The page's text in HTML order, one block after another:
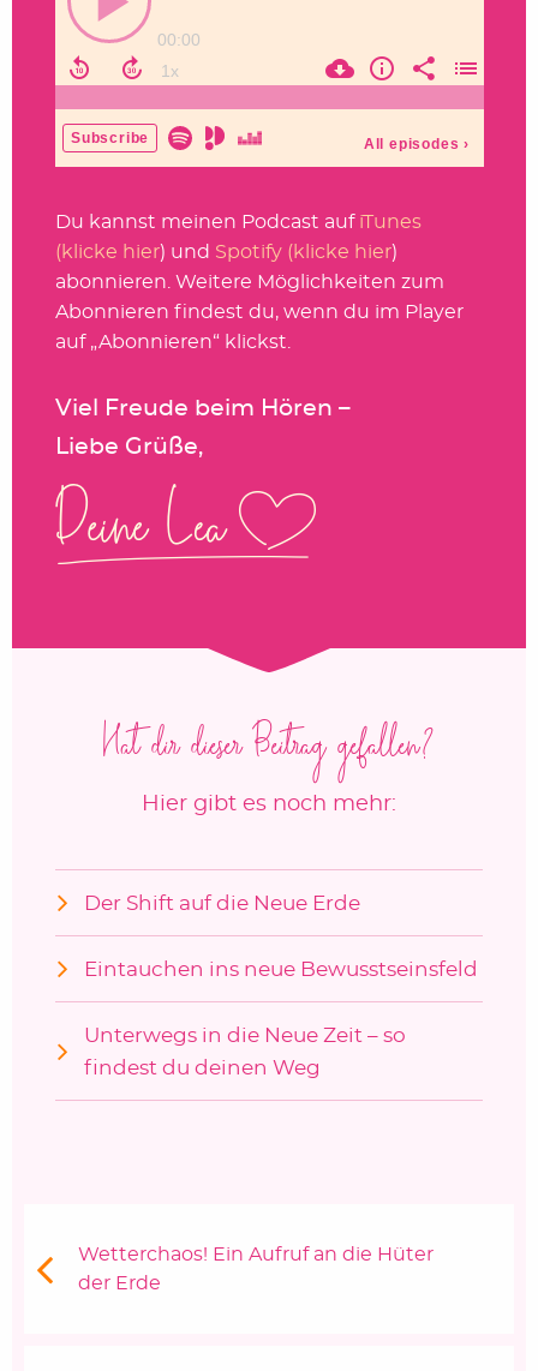
Du kannst meinen Podcast auf iTunes
(klicke hier) und Spotify (klicke hier)
abonnieren. Weitere Möglichkeiten zum
Abonnieren findest du, wenn du im Player
auf „Abonnieren“ klickst.
Viel Freude beim Hören –
Liebe Grüße,
Hat dir dieser Beitrag gefallen?
Hier gibt es noch mehr:
Der Shift auf die Neue Erde
Eintauchen ins neue Bewusstseinsfeld
Unterwegs in die Neue Zeit – so
findest du deinen Weg
Vorheriger Beitrag:
Wetterchaos! Ein Aufruf an die Hüter
der Erde